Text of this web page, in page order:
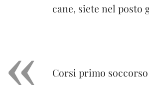
cane, siete nel posto
Corsi primo soccorso